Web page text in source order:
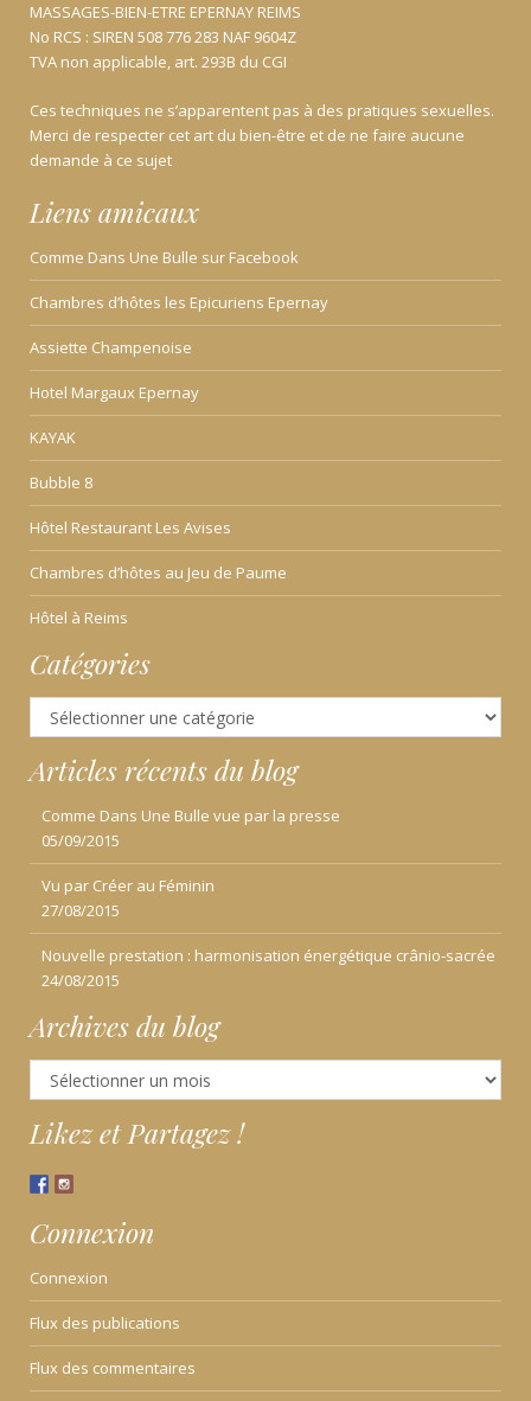
MASSAGES-BIEN-ETRE EPERNAY REIMS
No RCS : SIREN 508 776 283 NAF 9604Z
TVA non applicable, art. 293B du CGI
Ces techniques ne s’apparentent pas à des pratiques sexuelles.
Merci de respecter cet art du bien-être et de ne faire aucune
demande à ce sujet
Liens amicaux
Comme Dans Une Bulle sur Facebook
Chambres d’hôtes les Epicuriens Epernay
Assiette Champenoise
Hotel Margaux Epernay
KAYAK
Bubble 8
Hôtel Restaurant Les Avises
Chambres d’hôtes au Jeu de Paume
Hôtel à Reims
Catégories
Catégories
Articles récents du blog
Comme Dans Une Bulle vue par la presse
05/09/2015
Vu par Créer au Féminin
27/08/2015
Nouvelle prestation : harmonisation énergétique crânio-sacrée
24/08/2015
Archives du blog
Archives
du
blog
Likez et Partagez !
Connexion
Connexion
Flux des publications
Flux des commentaires